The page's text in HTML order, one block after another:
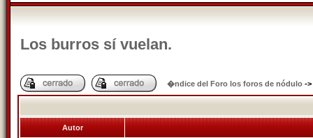
Los burros sí vuelan.
�ndice del Foro los foros de nódulo ->
Autor